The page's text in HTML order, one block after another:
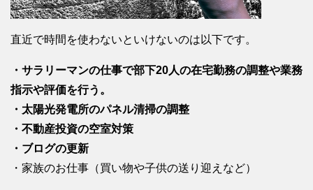
直近で時間を使わないといけないのは以下です。
・サラリーマンの仕事で部下20人の在宅勤務の調整や業務
指示や評価を行う。
・太陽光発電所のパネル清掃の調整
・不動産投資の空室対策
・ブログの更新
・家族のお仕事（買い物や子供の送り迎えなど）